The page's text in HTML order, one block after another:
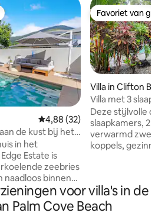
Gemiddelde beoordeling van
4,88 (32)
de kust bij het
in het
Estate is
zeebries
naadloos binnen-
Maak een
naar Palm
van het
Favoriet van
Favoriet van
Villa in Clifton
Villa met 3
privézwembad
Deze stijlvolle
slaapkamers, 2
verwarmd
koppels,
van Cairns
Douglas en
ontspannen
voor villa's in de
Palm Cove Beach